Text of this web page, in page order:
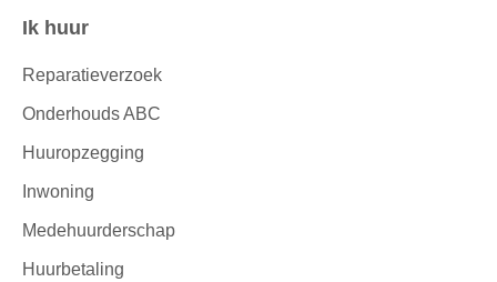
Contactinformatie
Ik huur
Reparatieverzoek
Onderhouds ABC
Huuropzegging
Inwoning
Medehuurderschap
Huurbetaling